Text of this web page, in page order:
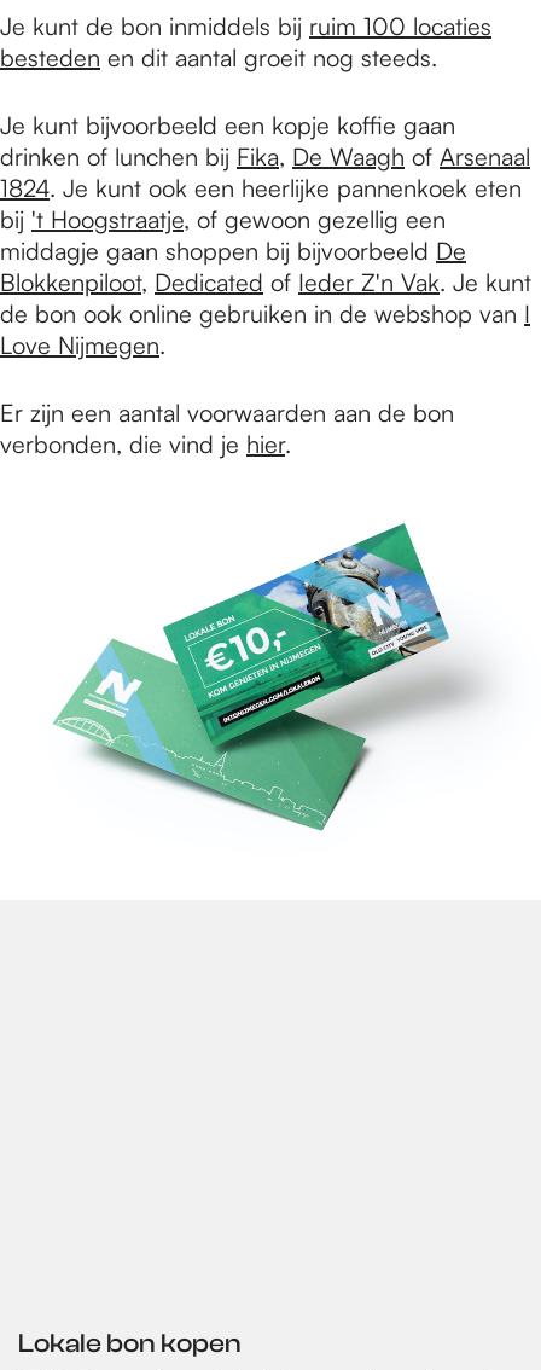
g
e
Je kunt de bon inmiddels bij ruim 100 locaties
besteden en dit aantal groeit nog steeds.
Je kunt bijvoorbeeld een kopje koffie gaan
drinken of lunchen bij Fika, De Waagh of Arsenaal
1824. Je kunt ook een heerlijke pannenkoek eten
bij 't Hoogstraatje, of gewoon gezellig een
middagje gaan shoppen bij bijvoorbeeld De
Blokkenpiloot, Dedicated of Ieder Z'n Vak. Je kunt
de bon ook online gebruiken in de webshop van I
Love Nijmegen.
Er zijn een aantal voorwaarden aan de bon
verbonden, die vind je hier.
Lokale bon kopen